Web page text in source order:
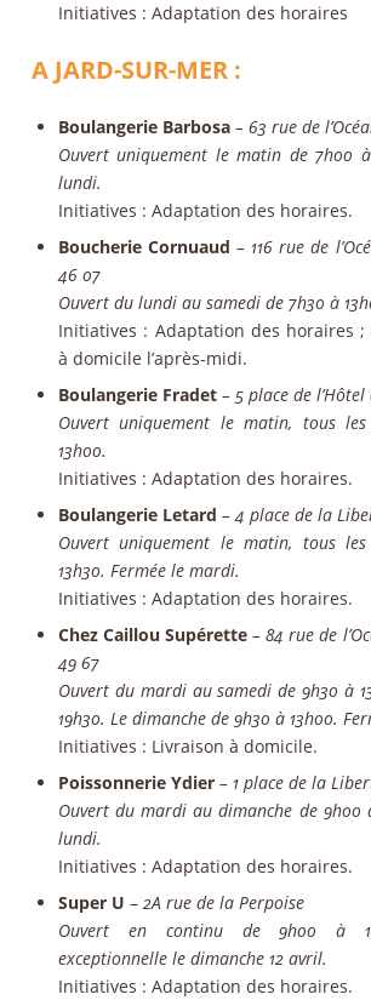
Initiatives : Adaptation des horaires
A JARD-SUR-MER :
Boulangerie Barbosa – 63 rue de
Ouvert uniquement le matin de 7h00
lundi.
Initiatives : Adaptation des horaires.
Boucherie Cornuaud– 116 rue de
46 07
Ouvert du lundi au samedi de 7h30 à
Initiatives : Adaptation des horaires
à domicile l’après-midi.
Boulangerie Fradet – 5 place de
Ouvert uniquement le matin, tous
13h00.
Initiatives : Adaptation des horaires.
Boulangerie Letard – 4 place de la
Ouvert uniquement le matin, tous
13h30. Fermée le mardi.
Initiatives : Adaptation des horaires.
Chez Caillou Supérette– 84 rue de
49 67
Ouvert du mardi au samedi de 9h30 à
19h30. Le dimanche de 9h30 à 13h00.
Initiatives : Livraison à domicile.
Poissonnerie Ydier – 1 place de la
Ouvert du mardi au dimanche de 9h00
lundi.
Initiatives : Adaptation des horaires.
Super U –2A rue de la Perpoise
Ouvert en continu de 9h00 à
exceptionnelle le dimanche 12 avril.
Initiatives : Adaptation des horaires.